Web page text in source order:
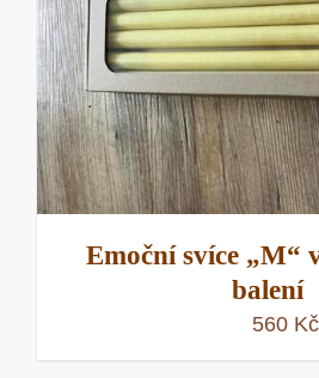
Emoční svíce „M“
balení
560 Kč